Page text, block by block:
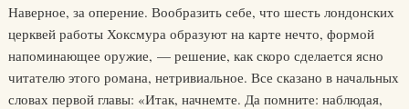
Наверное, за оперение. Вообразить себе, что шесть лондонских
церквей работы Хоксмура образуют на карте нечто, формой
напоминающее оружие, — решение, как скоро сделается ясно
читателю этого романа, нетривиальное. Все сказано в начальных
словах первой главы: «Итак, начнемте. Да помните: наблюдая,